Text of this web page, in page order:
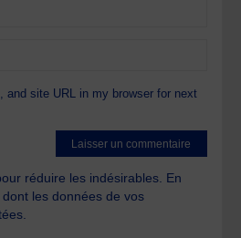
and site URL in my browser for next
réduire les indésirables. En
les données de vos